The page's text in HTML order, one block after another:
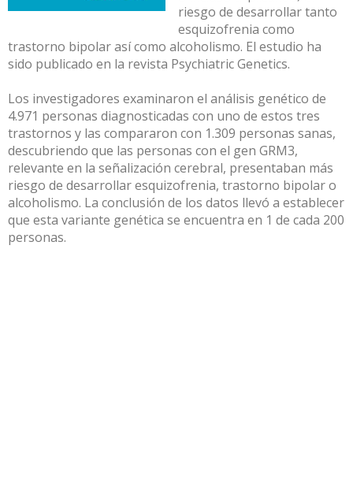
riesgo de desarrollar tanto
esquizofrenia como
trastorno bipolar así como alcoholismo. El estudio ha
sido publicado en la revista Psychiatric Genetics.
Los investigadores examinaron el análisis genético de
4.971 personas diagnosticadas con uno de estos tres
trastornos y las compararon con 1.309 personas sanas,
descubriendo que las personas con el gen GRM3,
relevante en la señalización cerebral, presentaban más
riesgo de desarrollar esquizofrenia, trastorno bipolar o
alcoholismo. La conclusión de los datos llevó a establecer
que esta variante genética se encuentra en 1 de cada 200
personas.